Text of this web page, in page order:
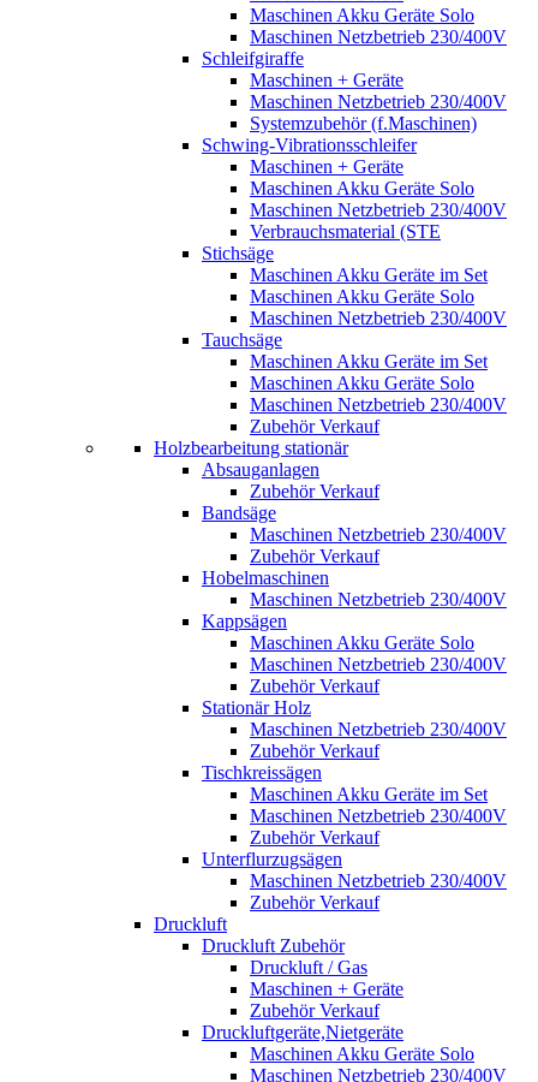
Maschinen Akku Geräte Solo
Maschinen Netzbetrieb 230/400V
Schleifgiraffe
Maschinen + Geräte
Maschinen Netzbetrieb 230/400V
Systemzubehör (f.Maschinen)
Schwing-Vibrationsschleifer
Maschinen + Geräte
Maschinen Akku Geräte Solo
Maschinen Netzbetrieb 230/400V
Verbrauchsmaterial (STE
Stichsäge
Maschinen Akku Geräte im Set
Maschinen Akku Geräte Solo
Maschinen Netzbetrieb 230/400V
Tauchsäge
Maschinen Akku Geräte im Set
Maschinen Akku Geräte Solo
Maschinen Netzbetrieb 230/400V
Zubehör Verkauf
Holzbearbeitung stationär
Absauganlagen
Zubehör Verkauf
Bandsäge
Maschinen Netzbetrieb 230/400V
Zubehör Verkauf
Hobelmaschinen
Maschinen Netzbetrieb 230/400V
Kappsägen
Maschinen Akku Geräte Solo
Maschinen Netzbetrieb 230/400V
Zubehör Verkauf
Stationär Holz
Maschinen Netzbetrieb 230/400V
Zubehör Verkauf
Tischkreissägen
Maschinen Akku Geräte im Set
Maschinen Netzbetrieb 230/400V
Zubehör Verkauf
Unterflurzugsägen
Maschinen Netzbetrieb 230/400V
Zubehör Verkauf
Druckluft
Druckluft Zubehör
Druckluft / Gas
Maschinen + Geräte
Zubehör Verkauf
Druckluftgeräte,Nietgeräte
Maschinen Akku Geräte Solo
Maschinen Netzbetrieb 230/400V